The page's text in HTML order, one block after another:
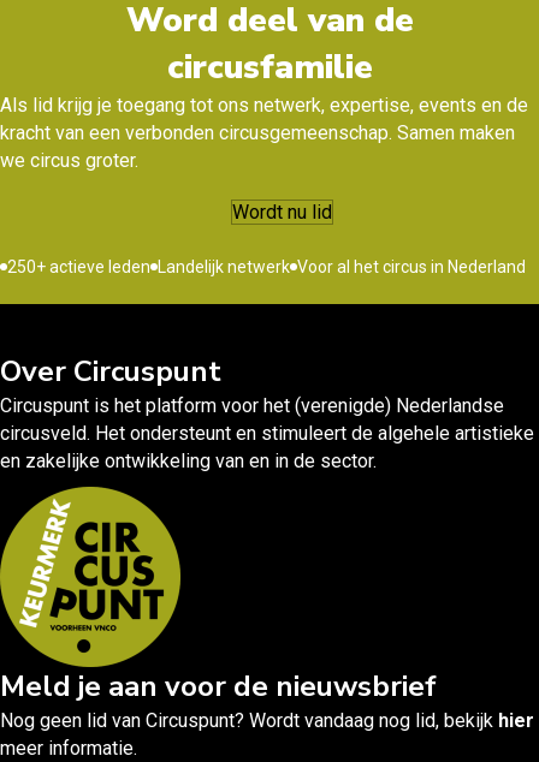
Word deel van de
circusfamilie
Als lid krijg je toegang tot ons netwerk, expertise, events en de
kracht van een verbonden circusgemeenschap. Samen maken
we circus groter.
Wordt nu lid
250+ actieve leden Landelijk netwerk Voor al het circus in Nederland
Over Circuspunt
Circuspunt is het platform voor het (verenigde) Nederlandse
circusveld. Het ondersteunt en stimuleert de algehele artistieke
en zakelijke ontwikkeling van en in de sector.
Meld je aan voor de nieuwsbrief
Nog geen lid van Circuspunt? Wordt vandaag nog lid, bekijk hier
meer informatie.